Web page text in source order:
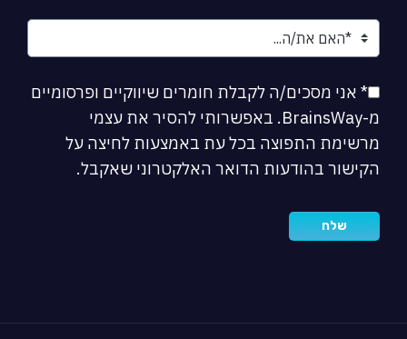
* אני מסכים/ה לקבלת חומרים שיווקיים ופרסומיים
מ-BrainsWay. באפשרותי להסיר את עצמי
מרשימת התפוצה בכל עת באמצעות לחיצה על
הקישור בהודעות הדואר האלקטרוני שאקבל.